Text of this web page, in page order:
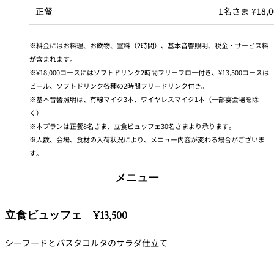
なだ万本店 山
紀尾井町 藍泉 岡半＜
メイン）＜
KYUBEY＞
デンタワー）
＜KYUBEY＞
つきじ鈴富＜
ふみぜん
カフェ・ラウンジ
カフェ ラ ミル ミルクホール
正餐 1名さま
料金にはお料理、お飲物、室料（2時間）、基本音響照明、税金・サービス料
が含まれます。
¥18,000コースにはソフトドリンク2時間フリーフロー付き、¥13,500コースは
ビール、ソフトドリンク各種の2時間フリードリンク付き。
基本音響照明は、有線マイク3本、ワイヤレスマイク1本（一部宴会場を除
く）
本プランは正餐8名さま、立食ビュッフェ30名さまより承ります。
人数、会場、食材の入荷状況により、メニュー内容が変わる場合がございま
す。
メニュー
立食ビュッフェ ¥13,500
シーフードとパスタコルタのサラダ仕立て